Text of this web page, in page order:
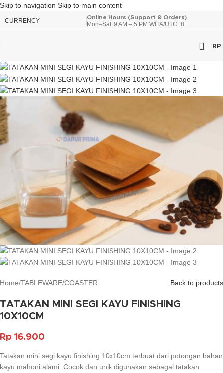
Skip to navigation Skip to main content
CURRENCY Online Hours (Support & Orders)
Mon–Sat: 9 AM – 5 PM WITA/UTC+8
RP
Home/TABLEWARE/COASTER Back to products
TATAKAN MINI SEGI KAYU FINISHING
10X10CM
Rp 16.900
Tatakan mini segi kayu finishing 10x10cm terbuat dari potongan bahan
kayu mahoni alami. Cocok dan unik digunakan sebagai tatakan